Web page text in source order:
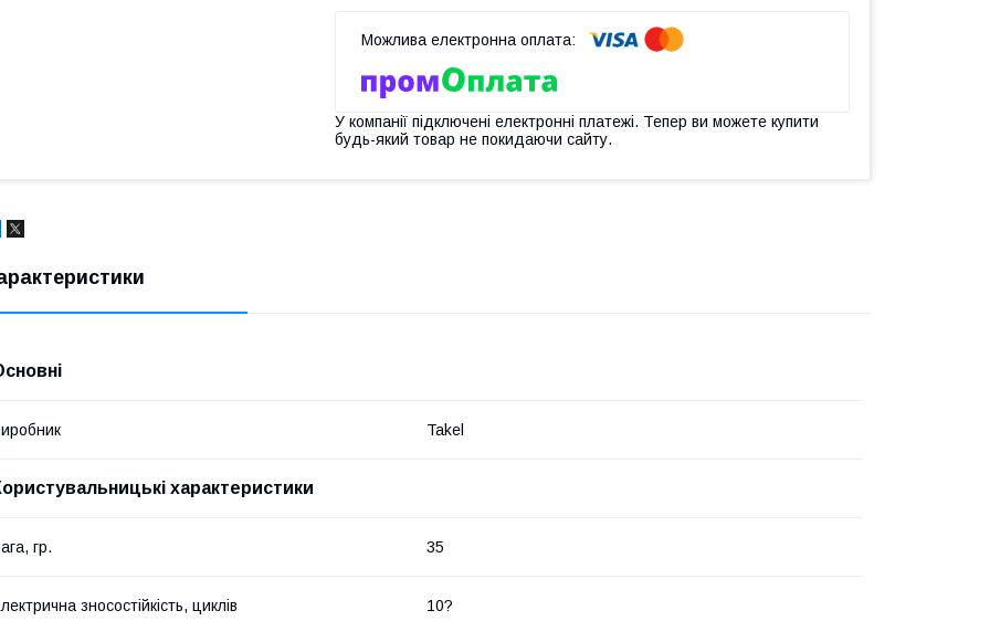
У компанії підключені електронні платежі. Тепер ви можете купити
будь-який товар не покидаючи сайту.
Takel
характеристики
гр. 35
зносостійкість, циклів 10?